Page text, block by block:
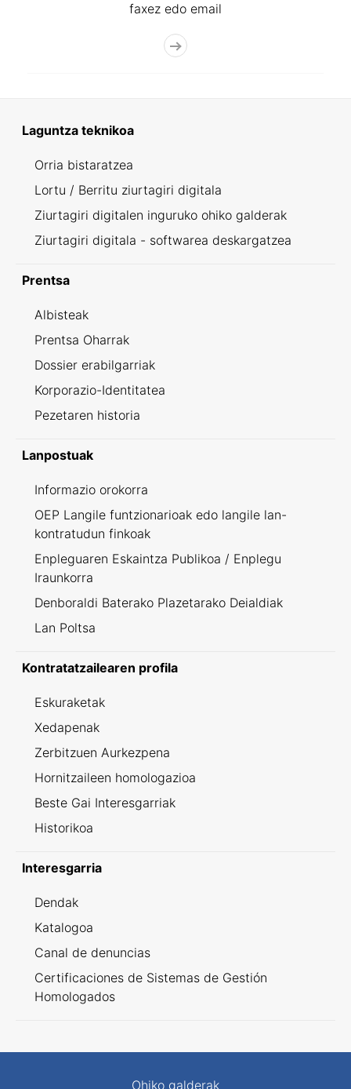
faxez edo email
Laguntza teknikoa
Orria bistaratzea
Lortu / Berritu ziurtagiri digitala
Ziurtagiri digitalen inguruko ohiko galderak
Ziurtagiri digitala - softwarea deskargatzea
Prentsa
Albisteak
Prentsa Oharrak
Dossier erabilgarriak
Korporazio-Identitatea
Pezetaren historia
Lanpostuak
Informazio orokorra
OEP Langile funtzionarioak edo langile lan-
kontratudun finkoak
Enpleguaren Eskaintza Publikoa / Enplegu
Iraunkorra
Denboraldi Baterako Plazetarako Deialdiak
Lan Poltsa
Kontratatzailearen profila
Eskuraketak
Xedapenak
Zerbitzuen Aurkezpena
Hornitzaileen homologazioa
Beste Gai Interesgarriak
Historikoa
Interesgarria
Dendak
Katalogoa
Canal de denuncias
Certificaciones de Sistemas de Gestión
Homologados
Ohiko galderak